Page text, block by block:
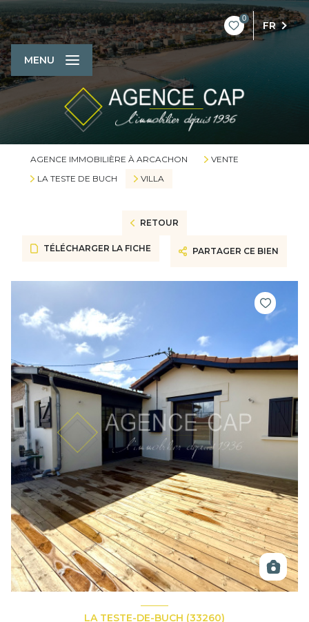
0
FR
MENU
AGENCE IMMOBILIÈRE À ARCACHON
VENTE
LA TESTE DE BUCH
VILLA
RETOUR
TÉLÉCHARGER LA FICHE PARTAGER CE BIEN
LA TESTE-DE-BUCH (33260)